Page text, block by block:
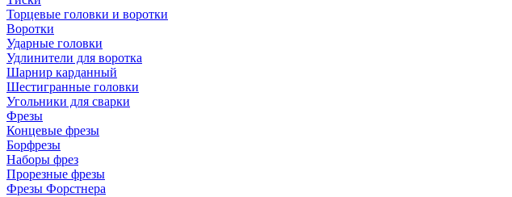
Торцевые головки и воротки
Воротки
Ударные головки
Удлинители для воротка
Шарнир карданный
Шестигранные головки
Угольники для сварки
Фрезы
Концевые фрезы
Борфрезы
Наборы фрез
Прорезные фрезы
Фрезы Форстнера